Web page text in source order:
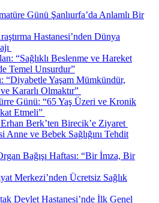
Günü Şanlıurfa’da Anlamlı Bir
Hastanesi’nden Dünya
“Sağlıklı Beslenme ve Hareket
Temel Unsurdur”
“Diyabetle Yaşam Mümkündür,
Kararlı Olmaktır”
Günü: “65 Yaş Üzeri ve Kronik
Etmeli”
Berk’ten Birecik’e Ziyaret
Anne ve Bebek Sağlığını Tehdit
Bağışı Haftası: “Bir İmza, Bir
Merkezi’nden Ücretsiz Sağlık
Devlet Hastanesi’nde İlk Genel